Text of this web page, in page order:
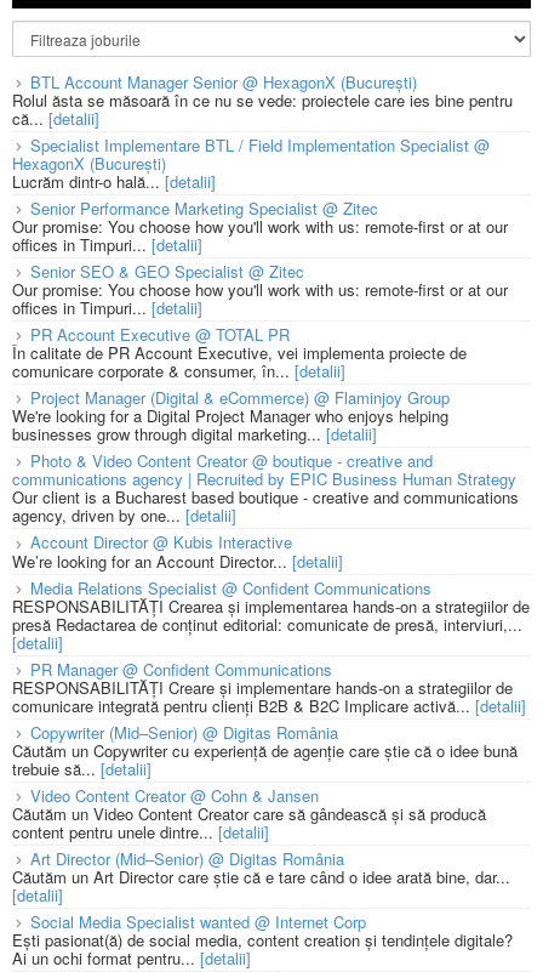
BTL Account Manager Senior @ HexagonX (București)
Rolul ăsta se măsoară în ce nu se vede: proiectele care ies bine pentru
că... [detalii]
Specialist Implementare BTL / Field Implementation Specialist @
HexagonX (București)
Lucrăm dintr-o hală...[detalii]
Senior Performance Marketing Specialist @ Zitec
Our promise: You choose how you'll work with us: remote-first or at our
offices in Timpuri... [detalii]
Senior SEO & GEO Specialist @ Zitec
Our promise: You choose how you'll work with us: remote-first or at our
offices in Timpuri... [detalii]
PR Account Executive @ TOTAL PR
În calitate de PR Account Executive, vei implementa proiecte de
comunicare corporate & consumer, în... [detalii]
Project Manager (Digital & eCommerce) @ Flaminjoy Group
We're looking for a Digital Project Manager who enjoys helping
businesses grow through digital marketing... [detalii]
Photo & Video Content Creator @ boutique - creative and
communications agency | Recruited by EPIC Business Human Strategy
Our client is a Bucharest based boutique - creative and communications
agency, driven by one... [detalii]
Account Director @ Kubis Interactive
We’re looking for an Account Director... [detalii]
Media Relations Specialist @ Confident Communications
RESPONSABILITĂȚI Crearea și implementarea hands-on a strategiilor de
presă Redactarea de conținut editorial: comunicate de presă, interviuri,...
[detalii]
PR Manager @ Confident Communications
RESPONSABILITĂȚI Creare și implementare hands-on a strategiilor de
comunicare integrată pentru clienți B2B & B2C Implicare activă... [detalii]
Copywriter (Mid–Senior) @ Digitas România
Căutăm un Copywriter cu experiență de agenție care știe că o idee bună
trebuie să... [detalii]
Video Content Creator @ Cohn & Jansen
Căutăm un Video Content Creator care să gândească și să producă
content pentru unele dintre... [detalii]
Art Director (Mid–Senior) @ Digitas România
Căutăm un Art Director care știe că e tare când o idee arată bine, dar...
[detalii]
Social Media Specialist wanted @ Internet Corp
Ești pasionat(ă) de social media, content creation și tendințele digitale?
Ai un ochi format pentru... [detalii]